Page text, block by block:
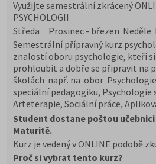
Využijte semestrální zkrácený
PSYCHOLOGII
Středa Prosinec - březen Neděle
Semestrální přípravný kurz
znalostí oboru psychologie, kteří
prohloubit a dobře se připravit na
školách např. na obor
speciální pedagogiku, Psychologie
Arteterapie, Sociální práce,
Student dostane poštou
Maturitě.
Kurz je vedený v ONLINE podobě
Proč si vybrat tento kurz?